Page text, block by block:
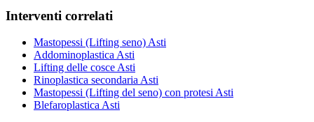
Interventi correlati
Mastopessi (Lifting seno) Asti
Addominoplastica Asti
Lifting delle cosce Asti
Rinoplastica secondaria Asti
Mastopessi (Lifting del seno) con protesi Asti
Blefaroplastica Asti